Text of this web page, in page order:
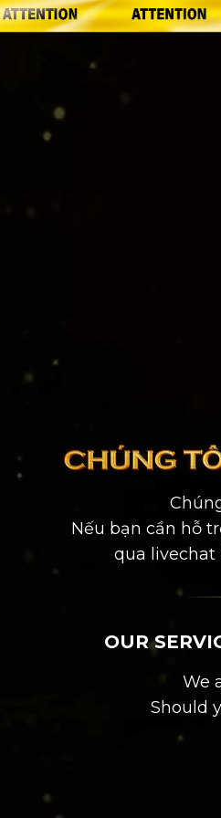
Nếu bạn cần hỗ
qua livechat
OUR
We
Should